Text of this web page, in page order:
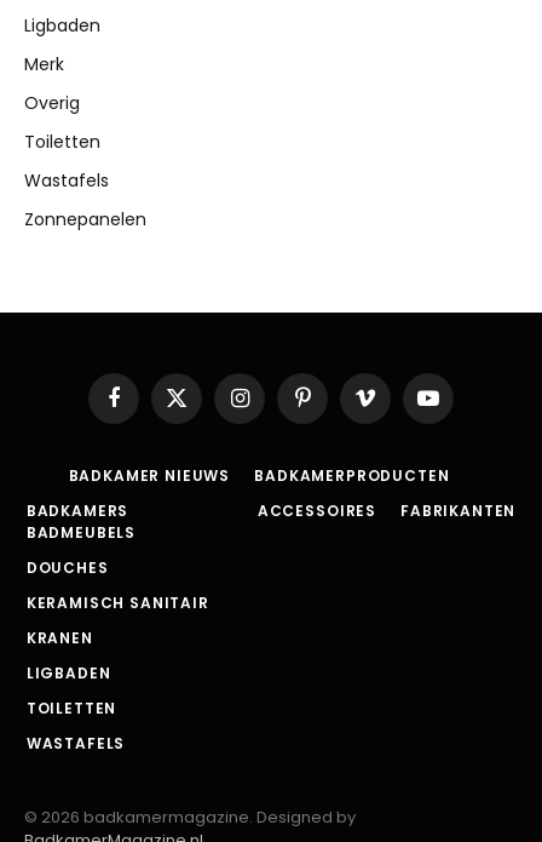
Ligbaden
Merk
Overig
Toiletten
Wastafels
Zonnepanelen
Facebook
X
(Twitter)
InstagramPinterestVimeo YouTube
BADKAMER NIEUWS
BADKAMERPRODUCTEN
BADKAMERS
BADMEUBELS
DOUCHES
KERAMISCH SANITAIR
KRANEN
LIGBADEN
TOILETTEN
WASTAFELS
ACCESSOIRES FABRIKANTEN
© 2026 badkamermagazine. Designed by